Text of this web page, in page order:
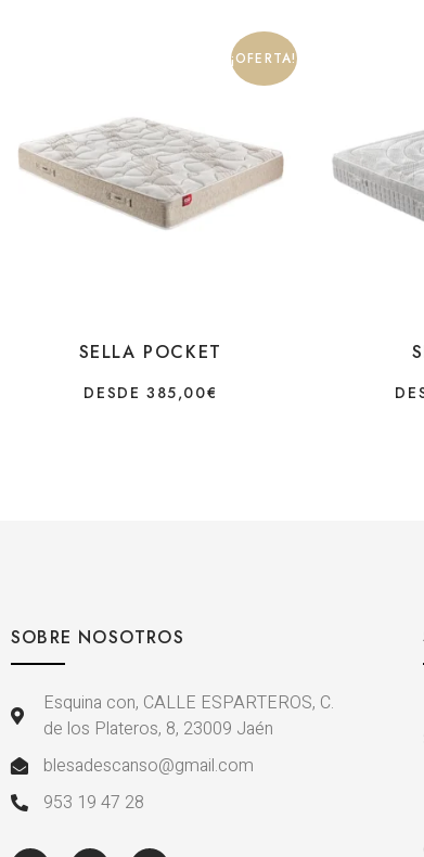
¡OFERTA!
SELLA POCKET
DESDE 385,00€
SOBRE NOSOTROS
Esquina con, CALLE ESPARTEROS, C.
de los Plateros, 8, 23009 Jaén
blesadescanso@gmail.com
953 19 47 28